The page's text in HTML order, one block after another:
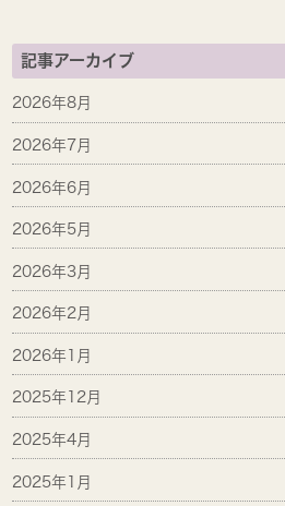
記事アーカイブ
2026年8月
2026年7月
2026年6月
2026年5月
2026年3月
2026年2月
2026年1月
2025年12月
2025年4月
2025年1月